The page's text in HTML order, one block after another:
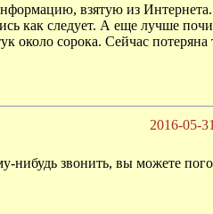
взятую из
как следует. А еще лучше
около сорока. Сейчас потеряна
2016-05-
звонить, вы можете